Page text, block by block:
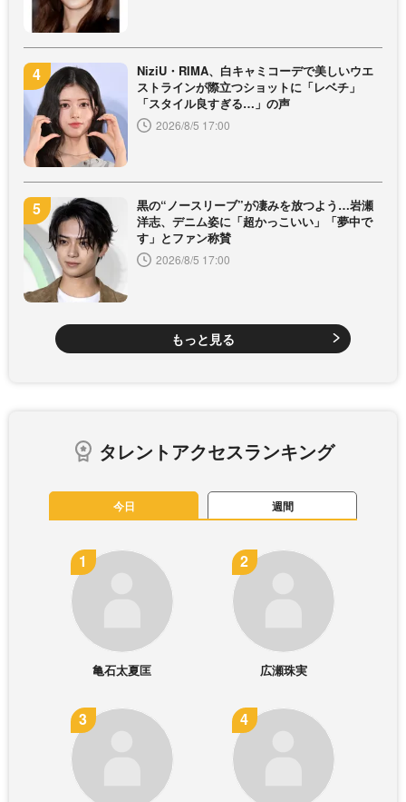
NiziU・RIMA、白キャミコーデで美しいウエ
ストラインが際立つショットに「レベチ」
「スタイル良すぎる…」の声
2026/8/5 17:00
黒の“ノースリーブ”が凄みを放つよう…岩瀬
洋志、デニム姿に「超かっこいい」「夢中で
す」とファン称賛
2026/8/5 17:00
もっと見る
タレントアクセスランキング
今日 週間
亀石太夏匡 広瀬珠実